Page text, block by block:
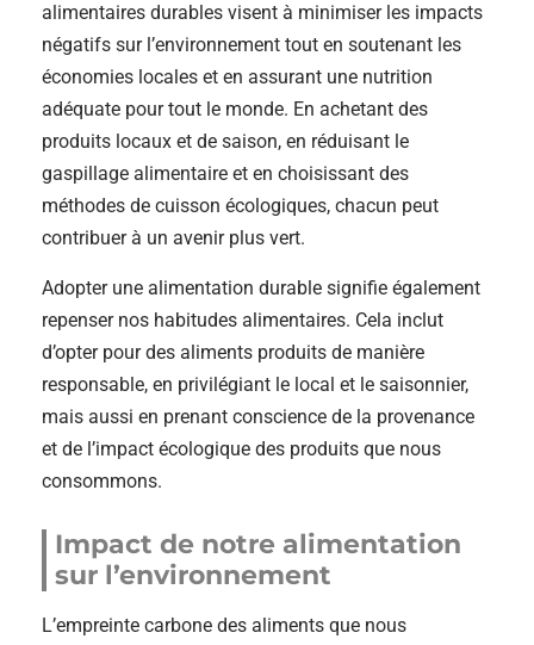
alimentaires durables visent à minimiser les impacts
négatifs sur l’environnement tout en soutenant les
économies locales et en assurant une nutrition
adéquate pour tout le monde. En achetant des
produits locaux et de saison, en réduisant le
gaspillage alimentaire et en choisissant des
méthodes de cuisson écologiques, chacun peut
contribuer à un avenir plus vert.
Adopter une alimentation durable signifie également
repenser nos habitudes alimentaires. Cela inclut
d’opter pour des aliments produits de manière
responsable, en privilégiant le local et le saisonnier,
mais aussi en prenant conscience de la provenance
et de l’impact écologique des produits que nous
consommons.
Impact de notre alimentation
sur l’environnement
L’empreinte carbone des aliments que nous